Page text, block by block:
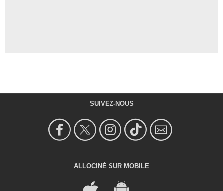
SUIVEZ-NOUS
ALLOCINÉ SUR MOBILE